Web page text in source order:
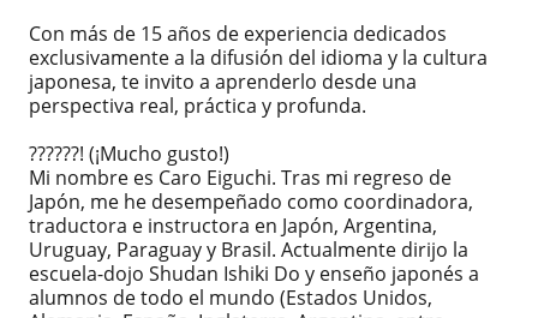
Con más de 15 años de experiencia dedicados
exclusivamente a la difusión del idioma y la cultura
japonesa, te invito a aprenderlo desde una
perspectiva real, práctica y profunda.
??????! (¡Mucho gusto!)
Mi nombre es Caro Eiguchi. Tras mi regreso de
Japón, me he desempeñado como coordinadora,
traductora e instructora en Japón, Argentina,
Uruguay, Paraguay y Brasil. Actualmente dirijo la
escuela-dojo Shudan Ishiki Do y enseño japonés a
alumnos de todo el mundo (Estados Unidos,